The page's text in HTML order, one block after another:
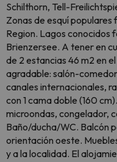
Schilthorn, Tell-
Zonas de esquí
Region. Lagos conocidos
Brienzersee. A tener en
de 2 estancias 46 m2 en
agradable: salón-
canales internacionales,
con 1 cama doble (160
microondas, congelador,
Baño/ducha/WC. Balcón
orientación oeste.
y a la localidad. El